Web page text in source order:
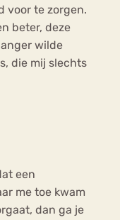
voor te zorgen.
beter, deze
wilde
die mij slechts
een
me toe kwam
dan ga je